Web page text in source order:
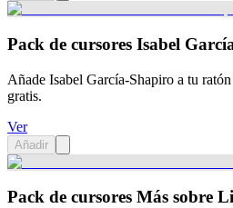
Pack de cursores Isabel
Añade Isabel García-Shapiro a tu
gratis.
Ver
Añadir
Pack de cursores Más sobre